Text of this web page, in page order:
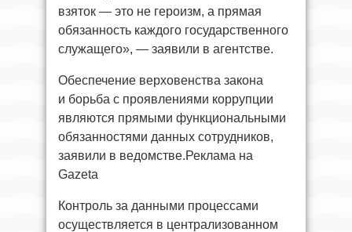
взяток — это не героизм, а прямая
обязанность каждого государственного
служащего», — заявили в агентстве.
Обеспечение верховенства закона
и борьба с проявлениями коррупции
являются прямыми функциональными
обязанностями данных сотрудников,
заявили в ведомстве.Реклама на
Gazeta
Контроль за данными процессами
осуществляется в централизованном